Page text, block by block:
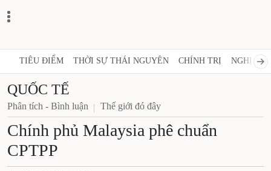
TIÊU ĐIỂM THỜI SỰ THÁI NGUYÊN CHÍNH TRỊ NGHỊ
QUỐC TẾ
Phân tích - Bình luận Thế giới đó đây
Chính phủ Malaysia phê chuẩn
CPTPP